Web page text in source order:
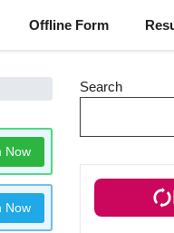
Offline Form
Now
Now
Search